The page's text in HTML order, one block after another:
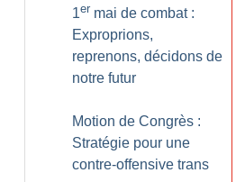
1er mai de combat :
Exproprions,
reprenons, décidons de
notre futur
Motion de Congrès :
Stratégie pour une
contre-offensive trans